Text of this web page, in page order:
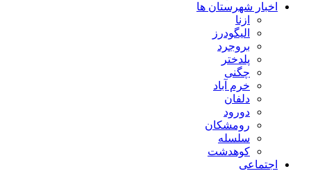
اخبار شهرستان ها
ازنا
الیگودرز
بروجرد
پلدختر
چگنی
خرم آباد
دلفان
دورود
رومشکان
سلسله
کوهدشت
اجتماعی